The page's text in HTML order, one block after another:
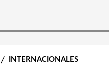
INTERNACIONALES